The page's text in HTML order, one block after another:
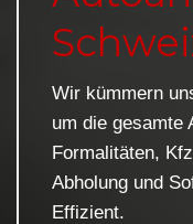
Wir kümmern
um die gesamte
Formalitäten,
Abholung und
Effizient.